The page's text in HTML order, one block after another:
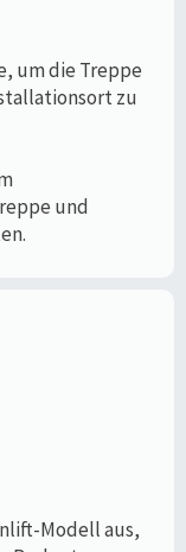
um die Treppe
zu
und
Modell aus,